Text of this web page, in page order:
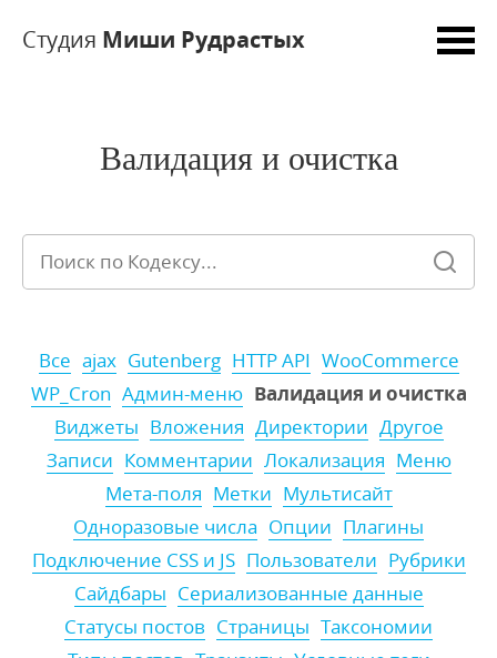
Студия Миши Рудрастых
Валидация и очистка
Все ajax Gutenberg HTTP API WooCommerce
WP_Cron Админ-меню Валидация и очистка
Виджеты Вложения Директории Другое
Записи Комментарии Локализация Меню
Мета-поля Метки Мультисайт
Одноразовые числа Опции Плагины
Подключение CSS и JS Пользователи Рубрики
Сайдбары Сериализованные данные
Статусы постов Страницы Таксономии